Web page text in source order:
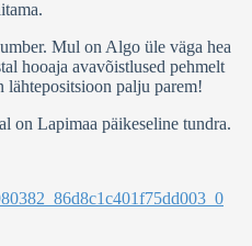
Mul on Algo üle väga hea
hooaja avavõistlused pehmelt
lähtepositsioon palju parem!
on Lapimaa päikeseline tundra.